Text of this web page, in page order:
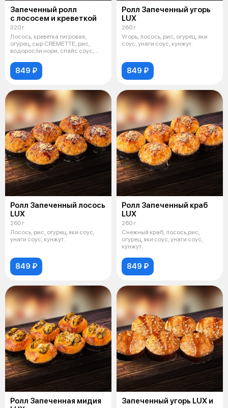
Запеченный ролл
с лососем и креветкой
320 г
Лосось, креветка тигровая,
огурец, сыр CREMETTE, рис,
водоросли нори, спайс соус,
849 ₽
Ролл Запеченный угорь
LUX
260 г
Угорь, лосось, рис, огурец, яки
соус, унаги соус, кунжут.
849 ₽
Ролл Запеченный лосось
LUX
260 г
Лосось, рис, огурец, яки соус,
унаги соус, кунжут.
849 ₽
Ролл Запеченный краб
LUX
260 г
Снежный краб, лосось,рис,
огурец, яки соус, унаги соус,
кунжут.
849 ₽
Ролл Запеченная мидия
Запеченный угорь LUХ и